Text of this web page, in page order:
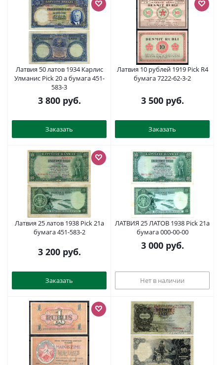
Латвия 50 латов 1934 Карлис
Улманис Pick 20 a бумага 451-
583-3
3 800руб.
Заказать
Латвия 10 рублей 1919 Pick R4
бумага 7222-62-3-2
3 500руб.
Заказать
Латвия 25 латов 1938 Pick 21a
бумага 451-583-2
3 200руб.
Заказать
ЛАТВИЯ 25 ЛАТОВ 1938 Pick 21a
бумага 000-00-00
3 000руб.
Нет в наличии